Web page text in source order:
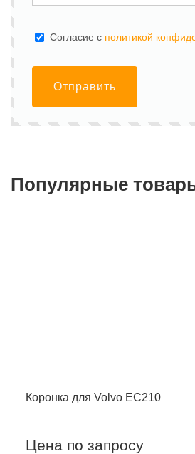
Cогласие с политикой
Отправить
Популярные
Коронка для Volvo EC210
Цена по запросу